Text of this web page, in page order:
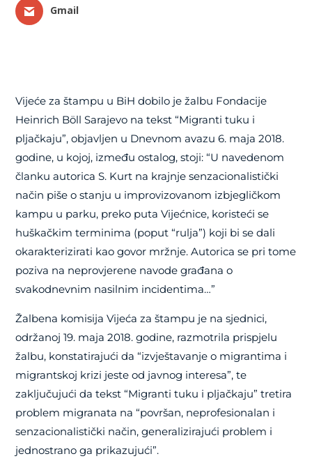
Gmail
Vijeće za štampu u BiH dobilo je žalbu Fondacije
Heinrich Böll Sarajevo na tekst “Migranti tuku i
pljačkaju”, objavljen u Dnevnom avazu 6. maja 2018.
godine, u kojoj, između ostalog, stoji: “U navedenom
članku autorica S. Kurt na krajnje senzacionalistički
način piše o stanju u improvizovanom izbjegličkom
kampu u parku, preko puta Vijećnice, koristeći se
huškačkim terminima (poput “rulja”) koji bi se dali
okarakterizirati kao govor mržnje. Autorica se pri tome
poziva na neprovjerene navode građana o
svakodnevnim nasilnim incidentima…”
Žalbena komisija Vijeća za štampu je na sjednici,
održanoj 19. maja 2018. godine, razmotrila prispjelu
žalbu, konstatirajući da “izvještavanje o migrantima i
migrantskoj krizi jeste od javnog interesa”, te
zaključujući da tekst “Migranti tuku i pljačkaju” tretira
problem migranata na “površan, neprofesionalan i
senzacionalistički način, generalizirajući problem i
jednostrano ga prikazujući”.